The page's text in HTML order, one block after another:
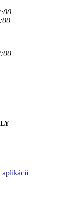
aplikácii -